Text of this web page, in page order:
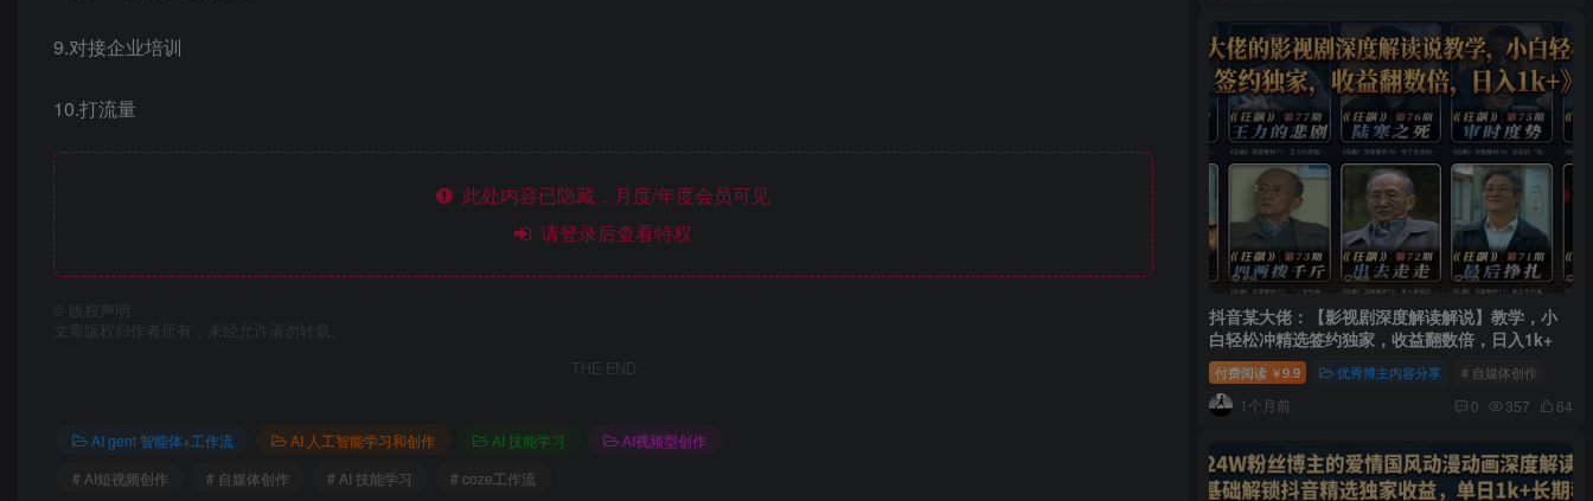
9.对接企业培训
10.打流量
此处内容已隐藏，月度/年度会员可见
请登录后查看特权
版权声明
文章版权归作者所有，未经允许请勿转载。
THE END
AI gent 智能体+工作流 AI 人工智能学习和创作 AI 技能学习
AI视频型创作
# AI短视频创作
# 自媒体创作 # AI 技能学习 # coze工作流
抖音某大佬：【影视剧深度解读解说】教学，小
白轻松冲精选签约独家，收益翻数倍，日入1k+
付费阅读 ￥9.9 优秀博主内容分享 # 自媒体创作
1个月前 0 357 64